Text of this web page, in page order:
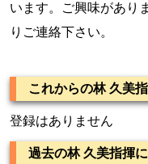
います。ご興味があり
りご連絡下さい。
これからの林 久美
登録はありません
過去の林 久美指揮